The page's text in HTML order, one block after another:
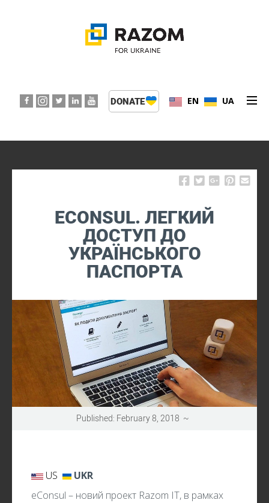
DONATE EN UA
ABOUT US
PROGRAMS
PRESS CENTER
SUPPORT KIDS
UPDATES
ECONSUL. ЛЕГКИЙ
ДОСТУП ДО
УКРАЇНСЬКОГО
ПАСПОРТА
Published: February 8, 2018 ~
US
UKR
eConsul – новий проект Razom IT, в рамках